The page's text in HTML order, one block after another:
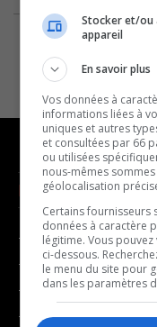
NOUVELLES
- Affaires municipales
- Communauté / Social
- Culture
- Économie
Stocker et/ou
appareil
En savoir plus
Vos données à
informations liées à
uniques et autres
et consultées par 66
ou utilisées
nous-mêmes
géolocalisation
Certains fournisseurs
données à caractère
légitime. Vous
ci-dessous.
le menu du site pour
dans les paramètres